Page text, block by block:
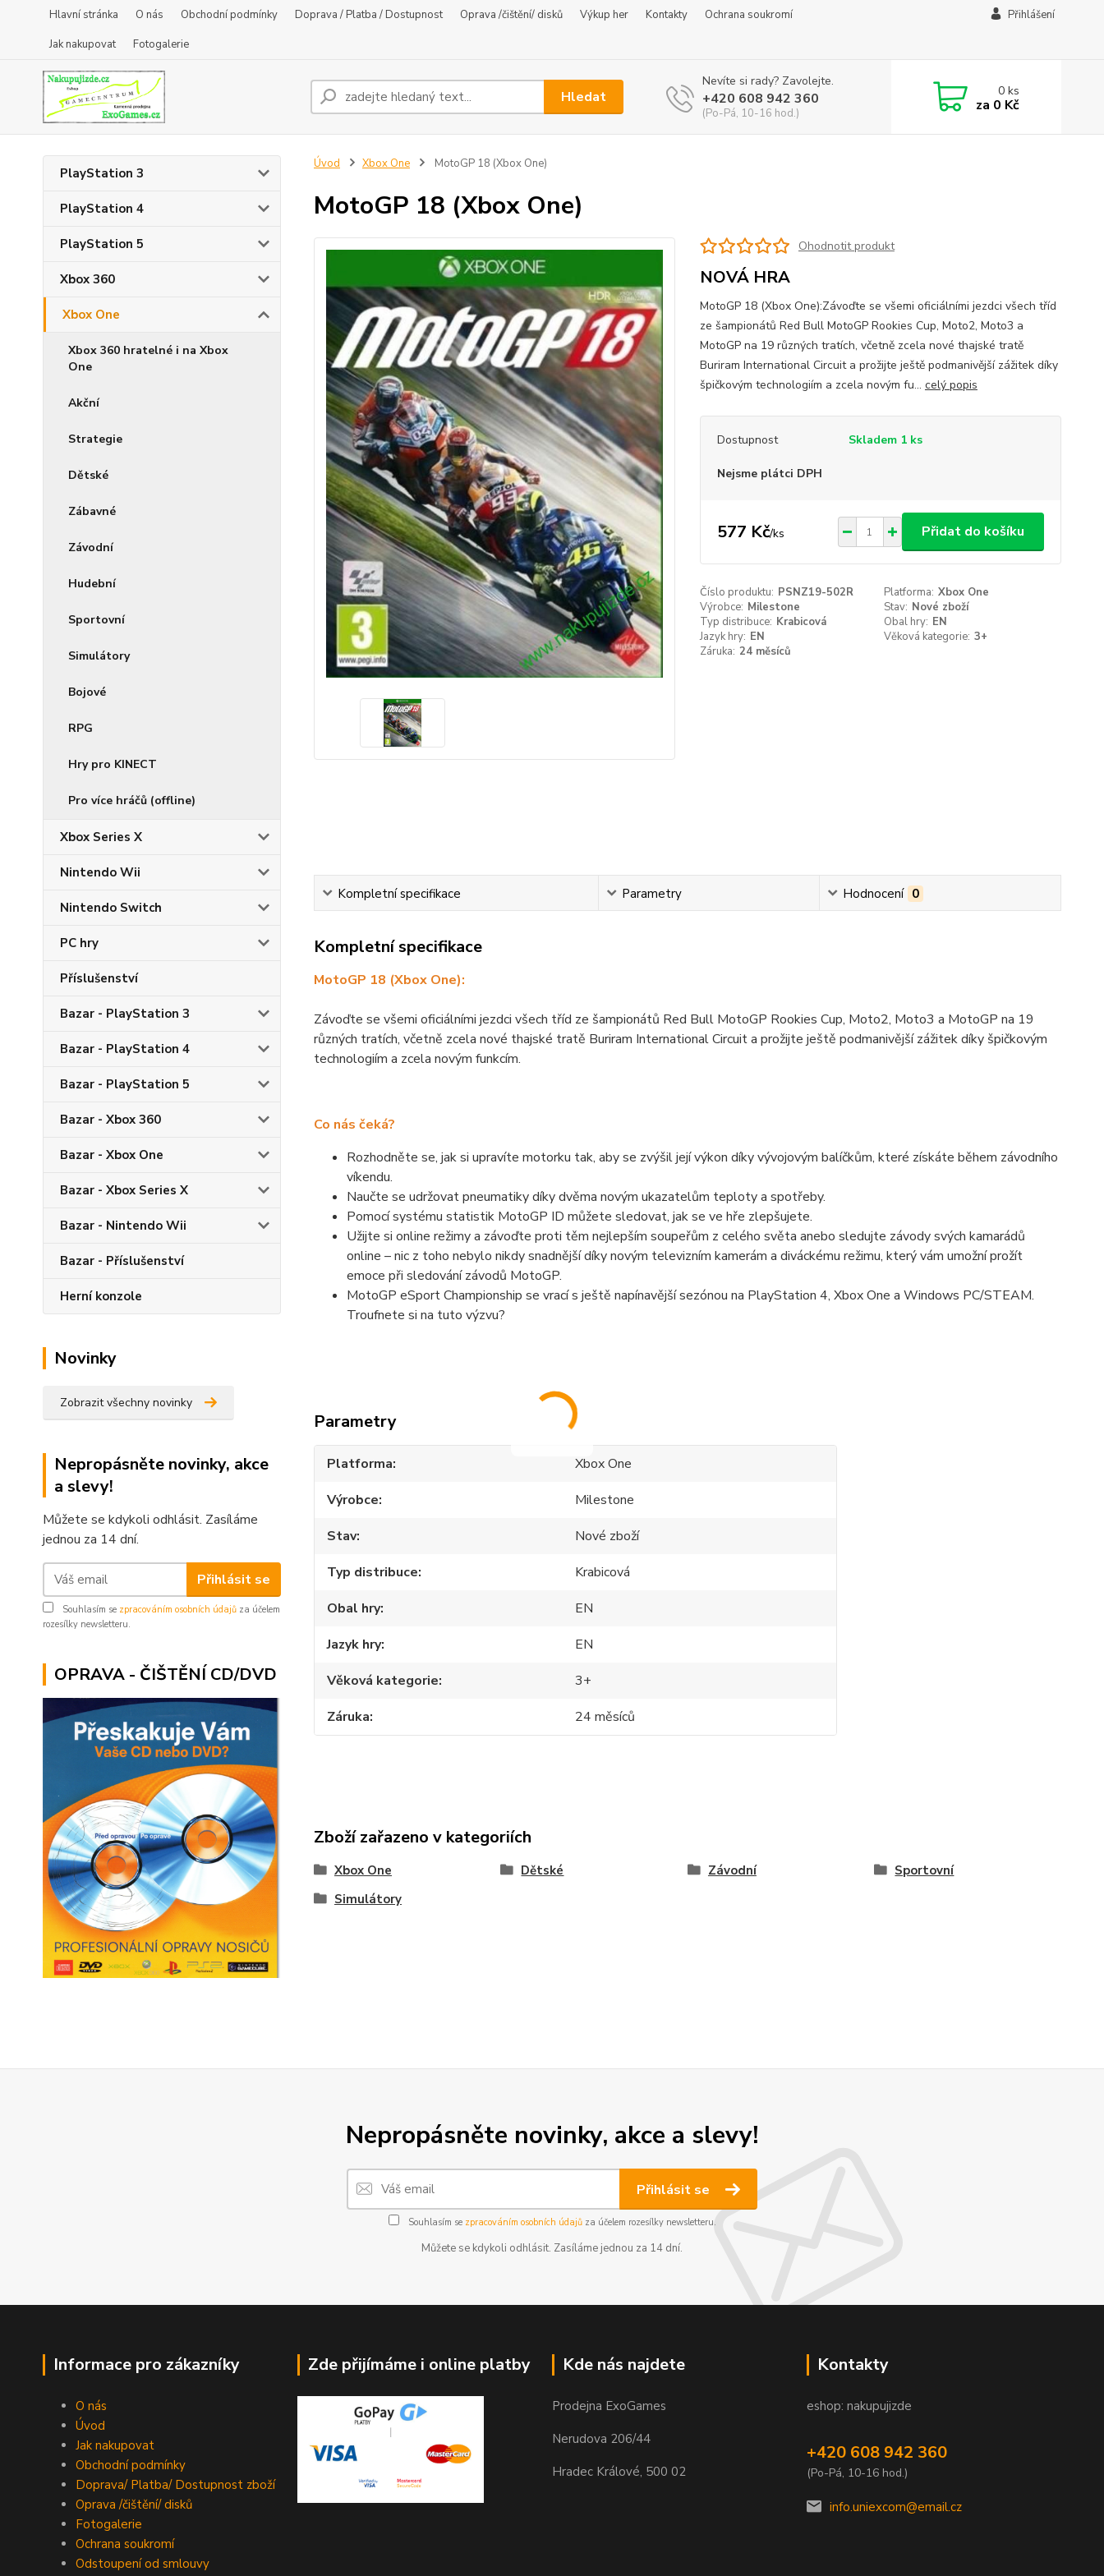
Hlavní stránka O nás Obchodní podmínky Doprava / Platba / Dostupnost Oprava /čištění/ disků Výkup her Kontakty
Ochrana soukromí
Jak nakupovat
Fotogalerie
Přihlášení
Hledat
Nevíte si rady? Zavolejte.
+420 608 942 360
(Po-Pá, 10-16 hod.)
0ks
za 0 Kč
PlayStation 3
PlayStation 4
PlayStation 5
Xbox 360
Xbox One
Xbox 360 hratelné i na Xbox
One
Akční
Strategie
Dětské
Zábavné
Závodní
Hudební
Sportovní
Simulátory
Bojové
RPG
Hry pro KINECT
Pro více hráčů (offline)
Xbox Series X
Nintendo Wii
Nintendo Switch
PC hry
Příslušenství
Bazar - PlayStation 3
Bazar - PlayStation 4
Bazar - PlayStation 5
Bazar - Xbox 360
Bazar - Xbox One
Bazar - Xbox Series X
Bazar - Nintendo Wii
Bazar - Příslušenství
Herní konzole
Novinky
Zobrazit všechny novinky
Nepropásněte novinky, akce
a slevy!
Můžete se kdykoli odhlásit. Zasíláme
jednou za 14 dní.
Přihlásit se
Souhlasím se zpracováním osobních údajů za účelem
rozesílky newsletteru.
OPRAVA - ČIŠTĚNÍ CD/DVD
Úvod Xbox One MotoGP 18 (Xbox One)
MotoGP 18 (Xbox One)
Ohodnotit produkt
NOVÁ HRA
MotoGP 18 (Xbox One):Závoďte se všemi oficiálními jezdci všech tříd
ze šampionátů Red Bull MotoGP Rookies Cup, Moto2, Moto3 a
MotoGP na 19 různých tratích, včetně zcela nové thajské tratě
Buriram International Circuit a prožijte ještě podmanivější zážitek díky
špičkovým technologiím a zcela novým fu... celý popis
Dostupnost Skladem 1 ks
Nejsme plátci DPH
577 Kč/ks Přidat do košíku
Číslo produktu: PSNZ19-502R Platforma: Xbox One
Výrobce: Milestone Stav: Nové zboží
Typ distribuce: Krabicová Obal hry: EN
Jazyk hry: EN Věková kategorie: 3+
Záruka: 24 měsíců
Kompletní specifikace Parametry Hodnocení 0
Kompletní specifikace
MotoGP 18 (Xbox One):
Závoďte se všemi oficiálními jezdci všech tříd ze šampionátů Red Bull MotoGP Rookies Cup, Moto2, Moto3 a MotoGP na 19
různých tratích, včetně zcela nové thajské tratě Buriram International Circuit a prožijte ještě podmanivější zážitek díky špičkovým
technologiím a zcela novým funkcím.
Co nás čeká?
Rozhodněte se, jak si upravíte motorku tak, aby se zvýšil její výkon díky vývojovým balíčkům, které získáte během závodního
víkendu.
Naučte se udržovat pneumatiky díky dvěma novým ukazatelům teploty a spotřeby.
Pomocí systému statistik MotoGP ID můžete sledovat, jak se ve hře zlepšujete.
Užijte si online režimy a závoďte proti těm nejlepším soupeřům z celého světa anebo sledujte závody svých kamarádů
online – nic z toho nebylo nikdy snadnější díky novým televizním kamerám a diváckému režimu, který vám umožní prožít
emoce při sledování závodů MotoGP.
MotoGP eSport Championship se vrací s ještě napínavější sezónou na PlayStation 4, Xbox One a Windows PC/STEAM.
Troufnete si na tuto výzvu?
Parametry
Platforma
Xbox One
Výrobce
Milestone
Stav
Nové zboží
Typ distribuce
Krabicová
Obal hry
EN
Jazyk hry
EN
Věková kategorie
3+
Záruka
24 měsíců
Zboží zařazeno v kategoriích
Xbox One Dětské Závodní
Sportovní
Simulátory
Nepropásněte novinky, akce a slevy!
Přihlásit se
Souhlasím se zpracováním osobních údajůza účelem rozesílky newsletteru.
Můžete se kdykoli odhlásit. Zasíláme jednou za 14 dní.
Informace pro zákazníky
O nás
Úvod
Jak nakupovat
Obchodní podmínky
Doprava/ Platba/ Dostupnost zboží
Oprava /čištění/ disků
Fotogalerie
Ochrana soukromí
Odstoupení od smlouvy
Zde přijímáme i online platby Kde nás najdete
Prodejna ExoGames
Nerudova 206/44
Hradec Králové, 500 02
Kontakty
eshop: nakupujizde
+420 608 942 360
(Po-Pá, 10-16 hod.)
info.uniexcom@email.cz